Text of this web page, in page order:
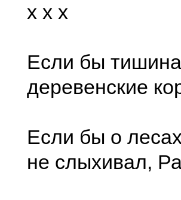
x x x
Если бы
деревенские
Если бы о
не слыхивал,